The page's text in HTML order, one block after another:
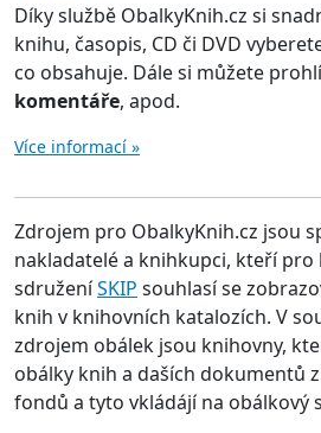
Díky službě ObalkyKnih.cz si
knihu, časopis, CD či DVD
co obsahuje. Dále si můžete
komentáře, apod.
Více informací »
Zdrojem pro ObalkyKnih.cz jsou
nakladatelé a knihkupci, kteří
sdruženíSKIP souhlasí se
knih v knihovních katalozích. V
zdrojem obálek jsou knihovny,
obálky knih a daších dokumentů
fondů a tyto vkládájí na obálkový